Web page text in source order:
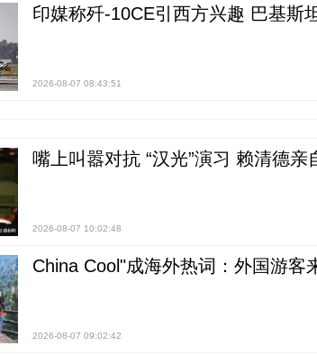
印媒称歼-10CE引西方兴趣 巴基斯
2026-08-07 08:43:51
嘴上叫嚣对抗 “汉光”演习 赖清德亲
2026-08-07 10:02:48
China Cool"成海外热词：外国游客
2026-08-07 09:02:42